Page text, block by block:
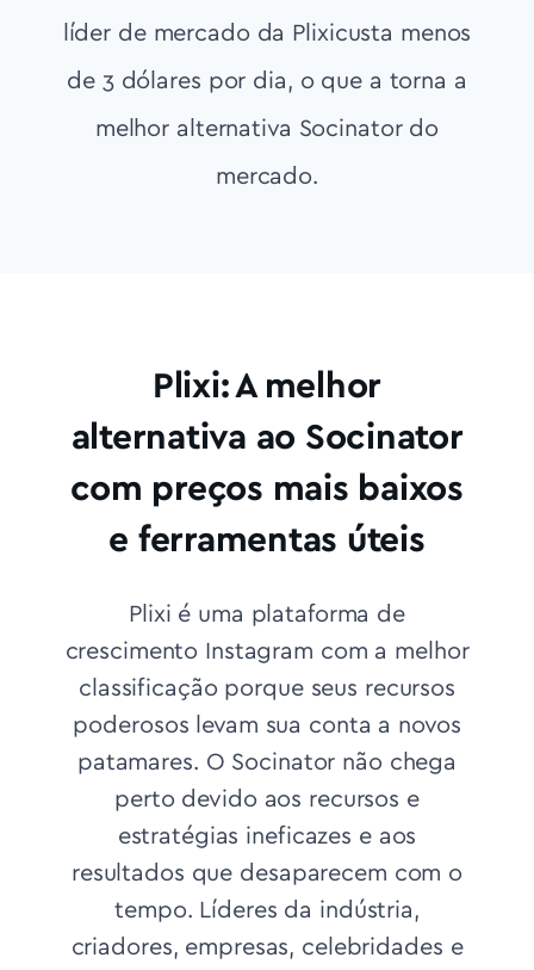
líder de mercado da Plixicusta menos
de 3 dólares por dia, o que a torna a
melhor alternativa Socinator do
mercado.
Plixi: A melhor
alternativa ao Socinator
com preços mais baixos
e ferramentas úteis
Plixi é uma plataforma de
crescimento Instagram com a melhor
classificação porque seus recursos
poderosos levam sua conta a novos
patamares. O Socinator não chega
perto devido aos recursos e
estratégias ineficazes e aos
resultados que desaparecem com o
tempo. Líderes da indústria,
criadores, empresas, celebridades e